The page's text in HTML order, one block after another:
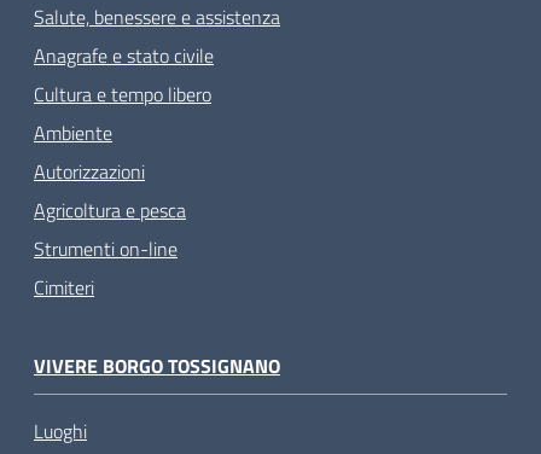
Salute, benessere e assistenza
Anagrafe e stato civile
Cultura e tempo libero
Ambiente
Autorizzazioni
Agricoltura e pesca
Strumenti on-line
Cimiteri
VIVERE BORGO TOSSIGNANO
Luoghi